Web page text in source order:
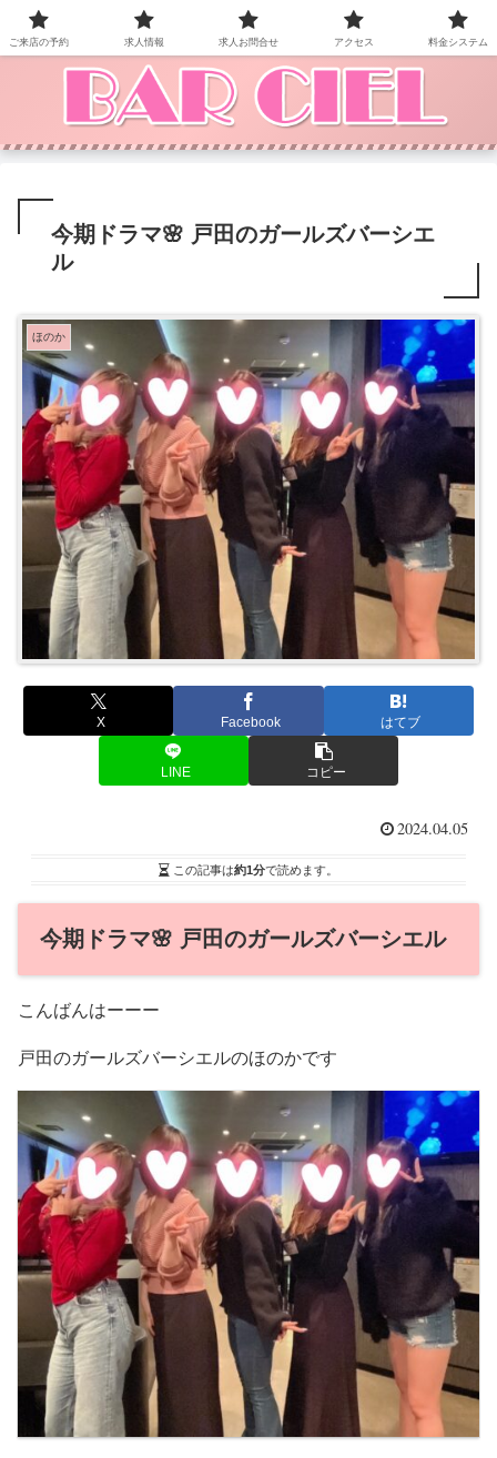
BAR CIEL！ご来店お待ちしています。
今期ドラマ🌸 戸田のガールズバーシエ
ル
ほのか
X Facebook はてブ
LINE コピー
2024.04.05
この記事は約1分で読めます。
今期ドラマ🌸 戸田のガールズバーシエル
こんばんはーーー
戸田のガールズバーシエルのほのかです
ご来店の予約 求人情報 求人お問合せ アクセス 料金システム